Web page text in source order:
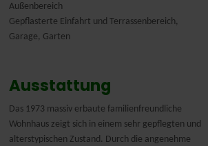
Außenbereich
Gepflasterte Einfahrt und Terrassenbereich,
Garage, Garten
Ausstattung
Das 1973 massiv erbaute familienfreundliche
Wohnhaus zeigt sich in einem sehr gepflegten und
alterstypischen Zustand. Durch die angenehme